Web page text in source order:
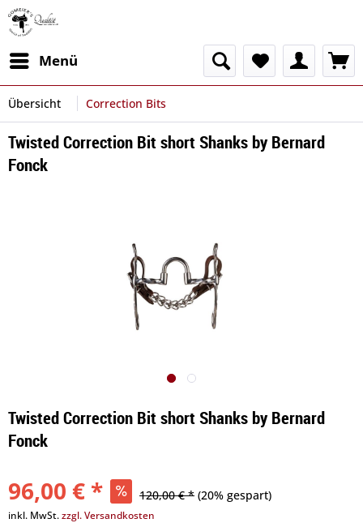
Menü
Übersicht Correction Bits
Twisted Correction Bit short Shanks by Bernard
Fonck
Twisted Correction Bit short Shanks by Bernard
Fonck
96,00 € * 120,00 € * (20% gespart)
inkl. MwSt.zzgl. Versandkosten